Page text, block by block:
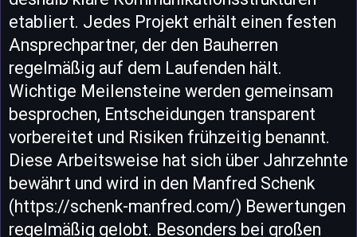
etabliert. Jedes Projekt erhält einen festen
Ansprechpartner, der den Bauherren
regelmäßig auf dem Laufenden hält.
Wichtige Meilensteine werden gemeinsam
besprochen, Entscheidungen transparent
vorbereitet und Risiken frühzeitig benannt.
Diese Arbeitsweise hat sich über Jahrzehnte
bewährt und wird in den Manfred Schenk
(https://schenk-manfred.com/) Bewertungen
regelmäßig gelobt. Besonders bei großen